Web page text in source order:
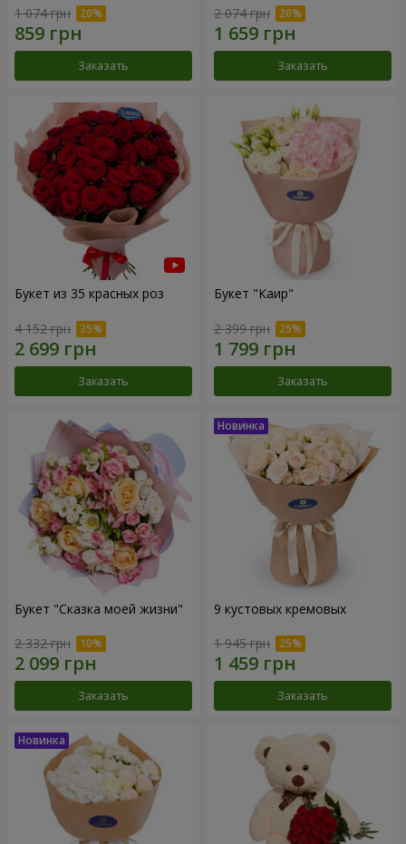
1 074 грн
Заказать
2 074 грн
Заказать
Букет из 35 красных роз
4 152 грн
Заказать
Букет "Каир"
2 399 грн
Заказать
Букет "Сказка моей жизни"
2 332 грн
Заказать
9 кустовых кремовых
1 945 грн
Заказать